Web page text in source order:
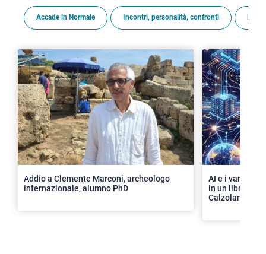
Accade in Normale Incontri, personalità, confronti
Addio a Clemente Marconi, archeologo
internazionale, alumno PhD
AI e i vantaggi
in un libro con
Calzolari
>